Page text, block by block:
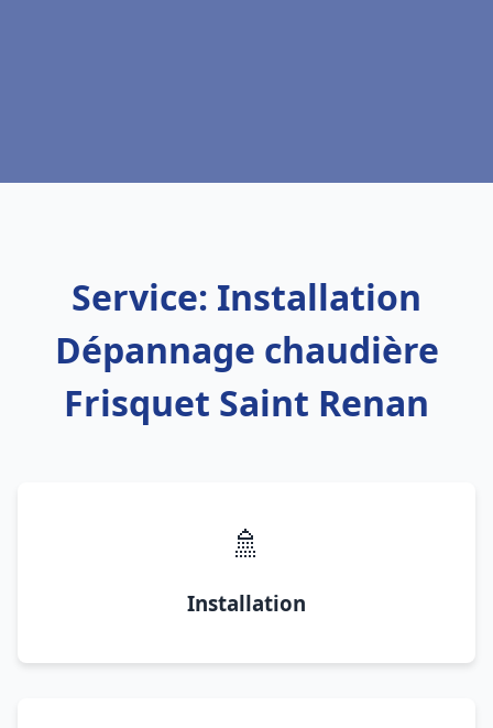
Service: Installation
Dépannage chaudière
Frisquet Saint Renan
🚿
Installation